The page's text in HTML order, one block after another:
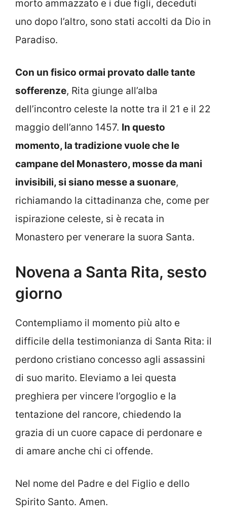
morto ammazzato e i due figli, deceduti
uno dopo l’altro, sono stati accolti da Dio in
Paradiso.
Con un fisico ormai provato dalle tante
sofferenze, Rita giunge all’alba
dell’incontro celeste la notte tra il 21 e il 22
maggio dell’anno 1457. In questo
momento, la tradizione vuole che le
campane del Monastero, mosse da mani
invisibili, si siano messe a suonare,
richiamando la cittadinanza che, come per
ispirazione celeste, si è recata in
Monastero per venerare la suora Santa.
Novena a Santa Rita, sesto
giorno
Contempliamo il momento più alto e
difficile della testimonianza di Santa Rita: il
perdono cristiano concesso agli assassini
di suo marito. Eleviamo a lei questa
preghiera per vincere l’orgoglio e la
tentazione del rancore, chiedendo la
grazia di un cuore capace di perdonare e
di amare anche chi ci offende.
Nel nome del Padre e del Figlio e dello
Spirito Santo. Amen.